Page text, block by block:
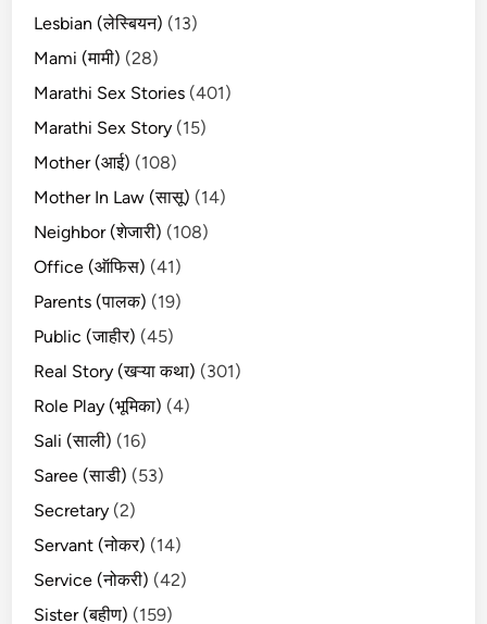
Lesbian (लेस्बियन) (13)
Mami (मामी) (28)
Marathi Sex Stories (401)
Marathi Sex Story (15)
Mother (आई) (108)
Mother In Law (सासू) (14)
Neighbor (शेजारी) (108)
Office (ऑफिस) (41)
Parents (पालक) (19)
Public (जाहीर) (45)
Real Story (खऱ्या कथा) (301)
Role Play (भूमिका) (4)
Sali (साली) (16)
Saree (साडी) (53)
Secretary (2)
Servant (नोकर) (14)
Service (नोकरी) (42)
Sister (बहीण) (159)